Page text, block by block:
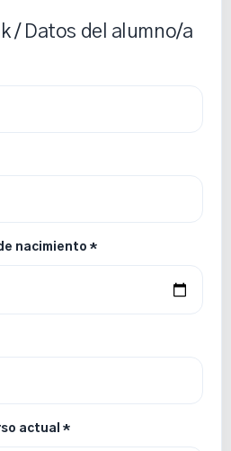
/ Datos del alumno/a
nacimiento *
actual *